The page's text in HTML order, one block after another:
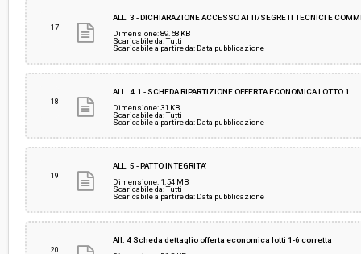
17
ALL. 3 - DICHIARAZIONE ACCESSO ATTI/SEGRETI TECNICI E
Dimensione: 89.68 KB
Scaricabile da: Tutti
Scaricabile a partire da: Data pubblicazione
18
ALL. 4.1 - SCHEDA RIPARTIZIONE OFFERTA ECONOMICA LOTTO 1
Dimensione: 31 KB
Scaricabile da: Tutti
Scaricabile a partire da: Data pubblicazione
19
ALL. 5 - PATTO INTEGRITA'
Dimensione: 1.54 MB
Scaricabile da: Tutti
Scaricabile a partire da: Data pubblicazione
20
All. 4 Scheda dettaglio offerta economica lotti 1-6 corretta